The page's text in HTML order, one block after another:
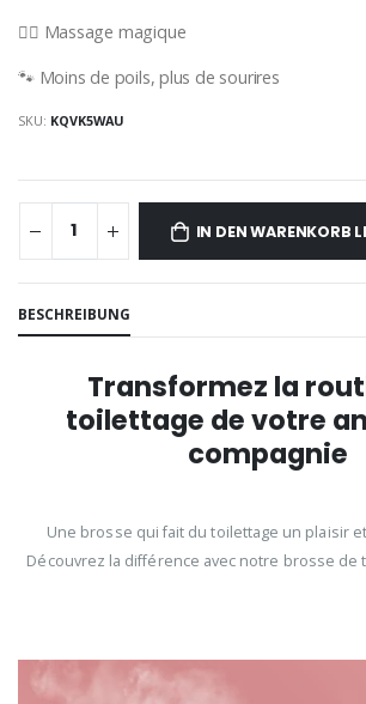
💆‍♂️ Massage magique
🐾 Moins de poils, plus de sourires
SKU: KQVK5WAU
IN DEN WARENKORB
BESCHREIBUNG
Transformez la
toilettage de votre
compagnie
Une brosse qui fait du toilettage un plaisir
Découvrez la différence avec notre brosse de